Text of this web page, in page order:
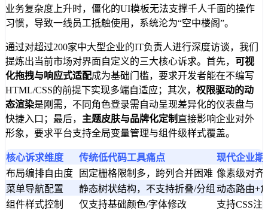
业务复杂度上升时，僵化的UI模板无法支撑千人千面的操作
习惯，导致一线员工抵触使用，系统沦为“空中楼阁”。
通过对超过200家中大型企业的IT负责人进行深度访谈，我们
提炼出当前市场对界面自定义的三大核心诉求。首先， 可视
化拖拽与响应式适配成为基础门槛，要求开发者能在不编写
HTML/CSS的前提下实现多端自适应；其次， 权限驱动的动
态渲染是刚需，不同角色登录需自动呈现差异化的仪表盘与
快捷入口；最后， 主题皮肤与品牌化定制 直接影响企业对外
形象，要求平台支持全局变量管理与组件级样式覆盖。
核心诉求维度 传统低代码工具痛点
现代企业期
布局编排自由度
固定栅格限制多，跨列合并困难 像素级对齐
菜单导航配置
静态树状结构，不支持折叠/分组 动态路由+
组件样式控制
仅支持基础颜色/字体修改 支持CSS注